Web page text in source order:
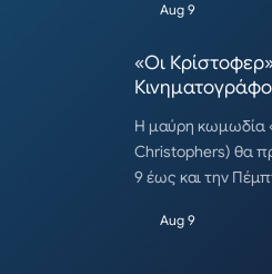
Aug 9
«Οι
Η μαύρη κωμωδία
Christophers) θα
9 έως και την
Aug 9